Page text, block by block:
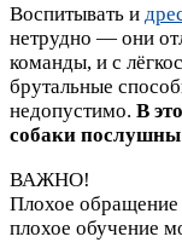
Воспитывать и
нетрудно — они
команды, и с
брутальные
недопустимо. В
собаки послушны
ВАЖНО!
Плохое
плохое обучение